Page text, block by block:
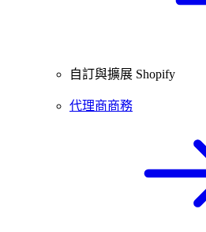
自訂與擴展 Shopify
代理商商務